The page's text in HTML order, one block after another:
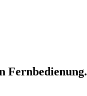
Fernbedienung.